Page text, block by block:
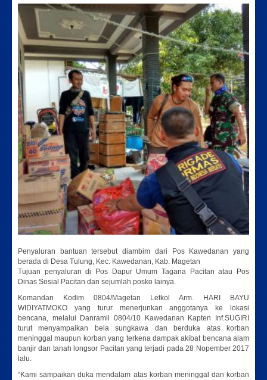
Penyaluran bantuan tersebut diambim dari Pos Kawedanan yang
berada di Desa Tulung, Kec. Kawedanan, Kab. Magetan
Tujuan penyaluran di Pos Dapur Umum Tagana Pacitan atau Pos
Dinas Sosial Pacitan dan sejumlah posko lainya.
Komandan Kodim 0804/Magetan Letkol Arm. HARI BAYU
WIDIYATMOKO yang turur menerjunkan anggotanya ke lokasi
bencana, melalui Danramil 0804/10 Kawedanan Kapten Inf.SUGIRI
turut menyampaikan bela sungkawa dan berduka atas korban
meninggal maupun korban yang terkena dampak akibat bencana alam
banjir dan tanah longsor Pacitan yang terjadi pada 28 Nopember 2017
lalu.
“Kami sampaikan duka mendalam atas korban meninggal dan korban